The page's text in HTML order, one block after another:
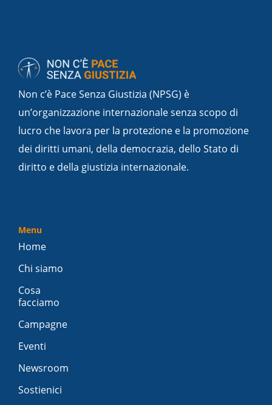
Non c’è Pace Senza Giustizia (NPSG) è
un’organizzazione internazionale senza scopo di
lucro che lavora per la protezione e la promozione
dei diritti umani, della democrazia, dello Stato di
diritto e della giustizia internazionale.
Menu
Home
Chi siamo
Cosa
facciamo
Campagne
Eventi
Newsroom
Sostienici